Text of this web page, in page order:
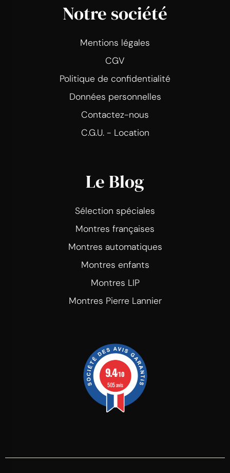
Notre société
Mentions légales
CGV
Politique de confidentialité
Données personnelles
Contactez-nous
C.G.U. - Location
Le Blog
Sélection spéciales
Montres françaises
Montres automatiques
Montres enfants
Montres LIP
Montres Pierre Lannier
9.4/10
505 avis